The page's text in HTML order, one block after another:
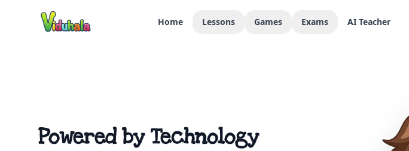
Home Lessons Games Exams AI Teacher
Powered by Technology